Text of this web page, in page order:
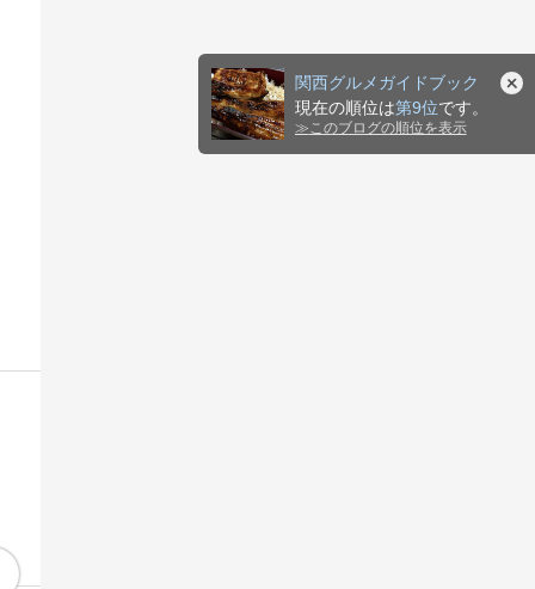
関西グルメガイドブック
現在の順位は第9位です。
≫ このブログの順位を表示